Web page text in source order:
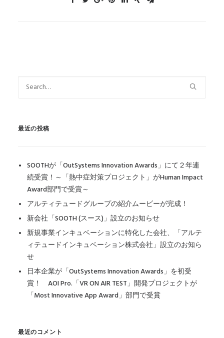
最近の投稿
SOOTHが「OutSystems Innovation Awards」にて２年連
続受賞！～「熱中症対策プロジェクト」がHuman Impact
Award部門で受賞～
アルティテュードグループの紹介ムービーが完成！
新会社「SOOTH (スース)」設立のお知らせ
新規事業インキュベーションに特化した会社、「アルテ
ィテュードインキュベーション株式会社」設立のお知ら
せ
日本企業が「OutSystems Innovation Awards」を初受
賞！ AOI Pro.「VR ON AIR TEST」開発プロジェクトが
「Most Innovative App Award」部門で受賞
最近のコメント